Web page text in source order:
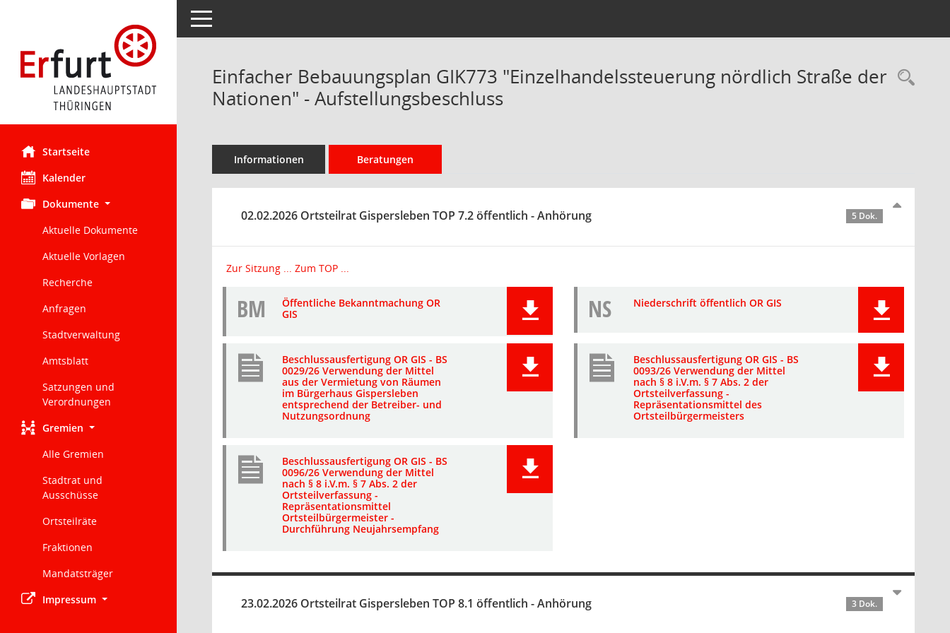
Startseite
Kalender
Dokumente
Aktuelle Dokumente
Aktuelle Vorlagen
Recherche
Anfragen
Stadtverwaltung
Amtsblatt
Satzungen und
Verordnungen
Gremien
Alle Gremien
Stadtrat und
Ausschüsse
Ortsteilräte
Fraktionen
Mandatsträger
Impressum
Toggle navigation
Einfacher Bebauungsplan GIK773 "Einzelhandelssteuerung nördlich Straße der
Nationen" - Aufstellungsbeschluss
Informationen Beratungen
02.02.2026 Ortsteilrat Gispersleben TOP 7.2 öffentlich - Anhörung 5 Dok.
Zur Sitzung ... Zum TOP ...
BM
Öffentliche Bekanntmachung OR
GIS
NS Niederschrift öffentlich OR GIS
Beschlussausfertigung OR GIS - BS
0029/26 Verwendung der Mittel
aus der Vermietung von Räumen
im Bürgerhaus Gispersleben
entsprechend der Betreiber- und
Nutzungsordnung
Beschlussausfertigung OR GIS - BS
0093/26 Verwendung der Mittel
nach § 8 i.V.m. § 7 Abs. 2 der
Ortsteilverfassung -
Repräsentationsmittel des
Ortsteilbürgermeisters
Beschlussausfertigung OR GIS - BS
0096/26 Verwendung der Mittel
nach § 8 i.V.m. § 7 Abs. 2 der
Ortsteilverfassung -
Repräsentationsmittel
Ortsteilbürgermeister -
Durchführung Neujahrsempfang
23.02.2026 Ortsteilrat Gispersleben TOP 8.1 öffentlich - Anhörung 3 Dok.